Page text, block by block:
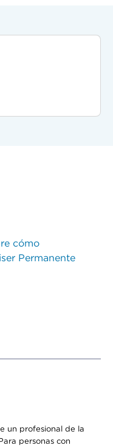
cómo
Permanente
un profesional de la
personas con